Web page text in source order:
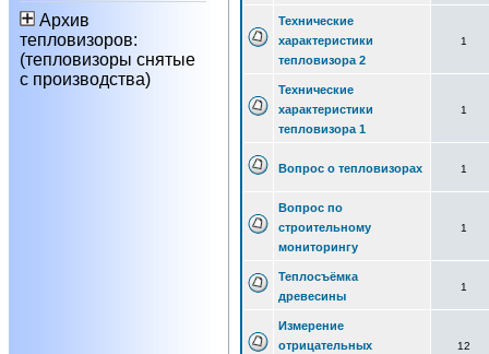
Архив
тепловизоров:
(тепловизоры снятые
с производства)
Технические
характеристики
тепловизора 2
1
Технические
характеристики
тепловизора 1
1
Вопрос о тепловизорах 1
Вопрос по
строительному
мониторингу
1
Теплосъёмка
древесины
1
Измерение
отрицательных
12